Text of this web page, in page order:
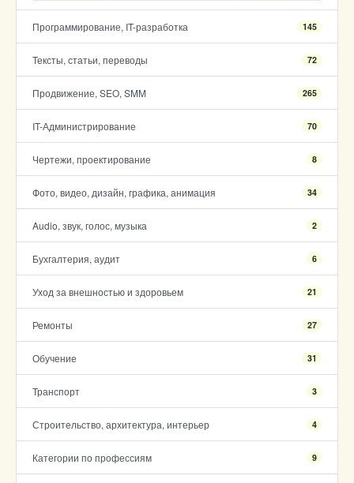
Программирование, IT-разработка 145
Тексты, статьи, переводы 72
Продвижение, SEO, SMM 265
IT-Администрирование 70
Чертежи, проектирование 8
Фото, видео, дизайн, графика, анимация 34
Audio, звук, голос, музыка 2
Бухгалтерия, аудит 6
Уход за внешностью и здоровьем 21
Ремонты 27
Обучение 31
Транспорт 3
Строительство, архитектура, интерьер 4
Категории по профессиям 9